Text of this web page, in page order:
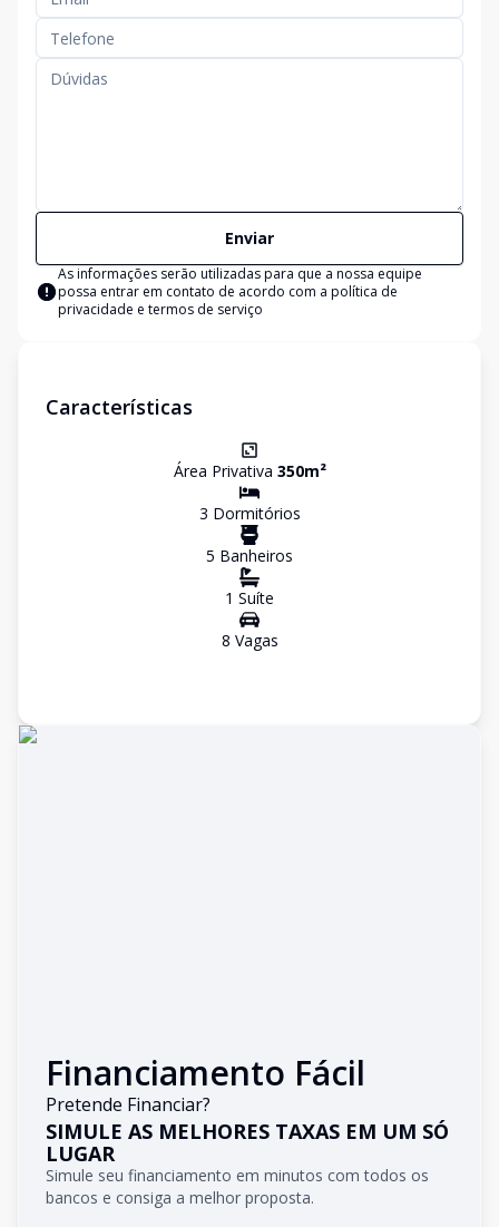
Enviar
As informações serão utilizadas para que a nossa equipe
possa entrar em contato de acordo com a política de
privacidade e termos de serviço
Características
Área Privativa 350m²
3 Dormitórios
5 Banheiros
1 Suíte
8 Vagas
Financiamento Fácil
Pretende Financiar?
SIMULE AS MELHORES TAXAS EM UM SÓ
LUGAR
Simule seu financiamento em minutos com todos os
bancos e consiga a melhor proposta.